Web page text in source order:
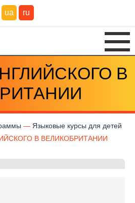
ua ru
В
Языковые курсы для детей
В ВЕЛИКОБРИТАНИИ